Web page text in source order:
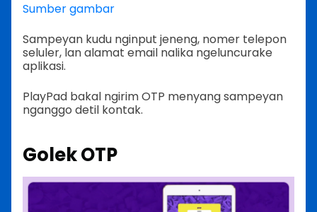
Sumber gambar
Sampeyan kudu nginput jeneng, nomer telepon
seluler, lan alamat email nalika ngeluncurake
aplikasi.
PlayPad bakal ngirim OTP menyang sampeyan
nganggo detil kontak.
Golek OTP